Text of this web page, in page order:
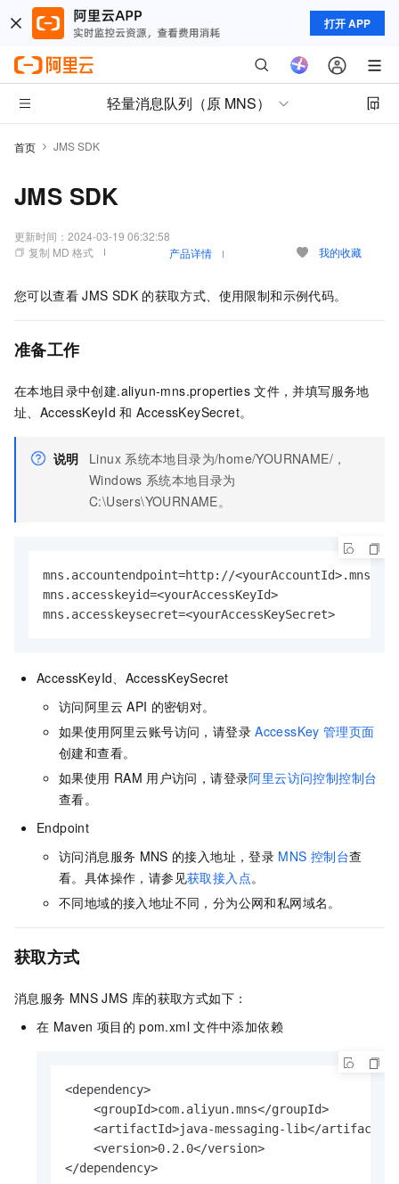
打开 APP
轻量消息队列（原 MNS）
首页 JMS SDK
JMS SDK
更新时间： 2024-03-19 06:32:58
复制 MD 格式
产品详情 我的收藏
您可以查看 JMS SDK 的获取方式、使用限制和示例代码。
准备工作
在本地目录中创建.aliyun-mns.properties 文件，并填写服务地
址、AccessKeyId 和 AccessKeySecret。
说明 Linux 系统本地目录为/home/YOURNAME/ ，
Windows 系统本地目录为
C:\Users\YOURNAME。
mns.accountendpoint=http://
mns.accesskeyid=<yourAccessKeyId>
mns.accesskeysecret=<yourAccessKeySecret>
AccessKeyId、AccessKeySecret
访问阿里云 API 的密钥对。
如果使用阿里云账号访问，请登录 AccessKey 管理页面
创建和查看。
如果使用 RAM 用户访问，请登录阿里云访问控制控制台
查看。
Endpoint
访问消息服务 MNS 的接入地址，登录 MNS 控制台查
看。具体操作，请参见获取接入点。
不同地域的接入地址不同，分为公网和私网域名。
获取方式
消息服务 MNS JMS 库的获取方式如下：
在 Maven 项目的 pom.xml 文件中添加依赖
<dependency>
    <groupId>com.aliyun.mns</groupId>
    <artifactId>java-messaging-lib</artifactId>
    <version>0.2.0</version>
</dependency>